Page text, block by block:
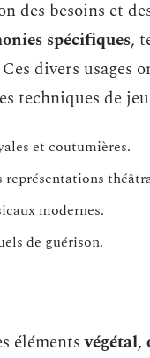
des besoins et
spécifiques,
divers usages
techniques de
et coutumières.
modernes.
de guérison.
éléments